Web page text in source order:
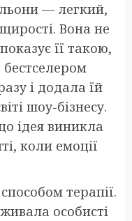
— легкий,
Вона не
її такою,
і додала їй
шоу-бізнесу.
ідея виникла
коли емоції
терапії.
особисті